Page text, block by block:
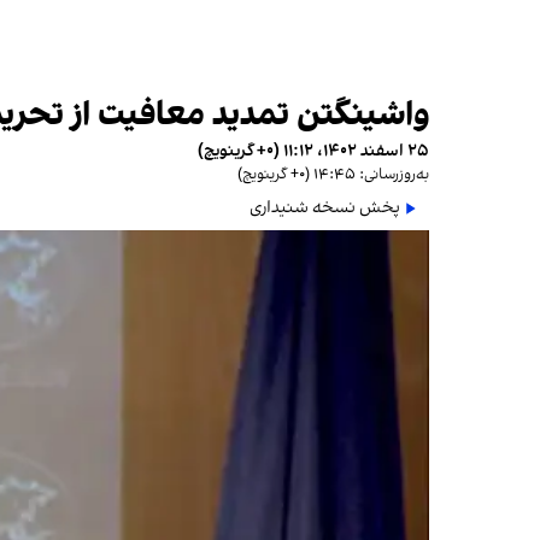
واشینگتن تمدید معافیت از تحریم
۲۵ اسفند ۱۴۰۲، ۱۱:۱۲ (‎+۰ گرینویچ)
به‌روزرسانی: ۱۴:۴۵ (‎+۰ گرینویچ)
پخش نسخه شنیداری